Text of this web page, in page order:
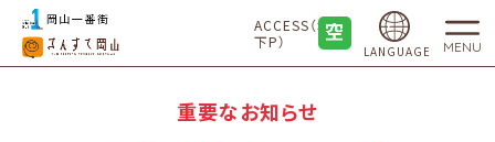
ACCESS（地
下P）
LANGUAGE MENU
重要なお知らせ